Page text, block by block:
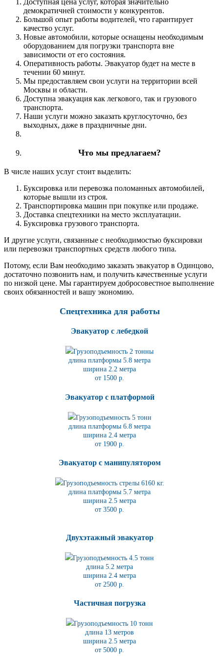
демократичней стоимости у конкурентов.
Большой опыт работы водителей, что гарантирует
качество услуг.
Новые автомобили, которые оснащены необходимым
оборудованием для погрузки транспорта вне
зависимости от его состояния.
Оперативность работы. Эвакуатор будет на месте в
течении 60 минут.
Мы предоставляем свои услуги на территории всей
Москвы и области.
Доступна эвакуация как легкового, так и грузового
транспорта.
Наши услуги можно заказать круглосуточно, без
выходных, даже в праздничные дни.
Что мы предлагаем?
В числе наших услуг стоит выделить:
Буксировка или перевозка поломанных автомобилей,
которые вышли из строя.
Транспортировка машин при покупке или продаже.
Доставка спецтехники на место эксплуатации.
Буксировка грузового транспорта.
И другие услуги, связанные с необходимостью буксировки
или перевозки транспортных средств любого типа.
Потому, если Вам необходимо заказать эвакуатор в Одинцово,
достаточно позвонить нам, и получить качественные услуги
по низкой цене. Мы гарантируем добросовестное выполнение
своих обязанностей и вашу экономию.
Спецтехника для работы
Эвакуатор с лебедкой
Грузоподъемность 2 тонны
длина платформы 5.8 метра
ширина 2.2 метра
от 1500 р.
Эвакуатор с платформой
Грузоподъемность 5 тонн
длина платформы 6.8 метра
ширина 2.4 метра
от 1900 р.
Эвакуатор с манипулятором
Грузоподъемность стрелы 6160 кг.
длина платформы 5.7 метра
ширина 2.5 метра
от 3500 р.
Двухэтажный эвакуатор
Грузоподъемность 4.5 тонн
длина 5.2 метра
ширина 2.4 метра
от 2500 р.
Частичная погрузка
Грузоподъемность 10 тонн
длина 13 метров
ширина 2.5 метра
от 5000 р.